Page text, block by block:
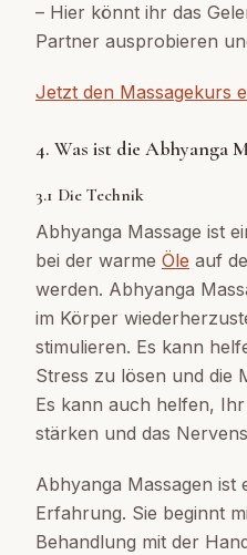
– Hier könnt ihr das
Partner ausprobieren
Jetzt den Massagekurs
4. Was ist die Abhyanga
3.1 Die Technik
Abhyanga Massage ist
bei der warme Öle auf
werden. Abhyanga
im Körper
stimulieren. Es kann
Stress zu lösen und die
Es kann auch helfen,
stärken und das
Abhyanga Massagen ist
Erfahrung. Sie beginnt
Behandlung mit der